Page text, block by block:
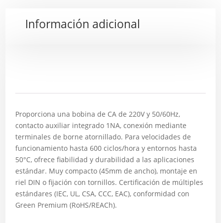
Información adicional
Proporciona una bobina de CA de 220V y 50/60Hz,
contacto auxiliar integrado 1NA, conexión mediante
terminales de borne atornillado. Para velocidades de
funcionamiento hasta 600 ciclos/hora y entornos hasta
50°C, ofrece fiabilidad y durabilidad a las aplicaciones
estándar. Muy compacto (45mm de ancho), montaje en
riel DIN o fijación con tornillos. Certificación de múltiples
estándares (IEC, UL, CSA, CCC, EAC), conformidad con
Green Premium (RoHS/REACh).